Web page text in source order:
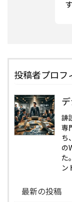
投稿者プロフ
誹
専
ち
の
た
ン
最新の投稿